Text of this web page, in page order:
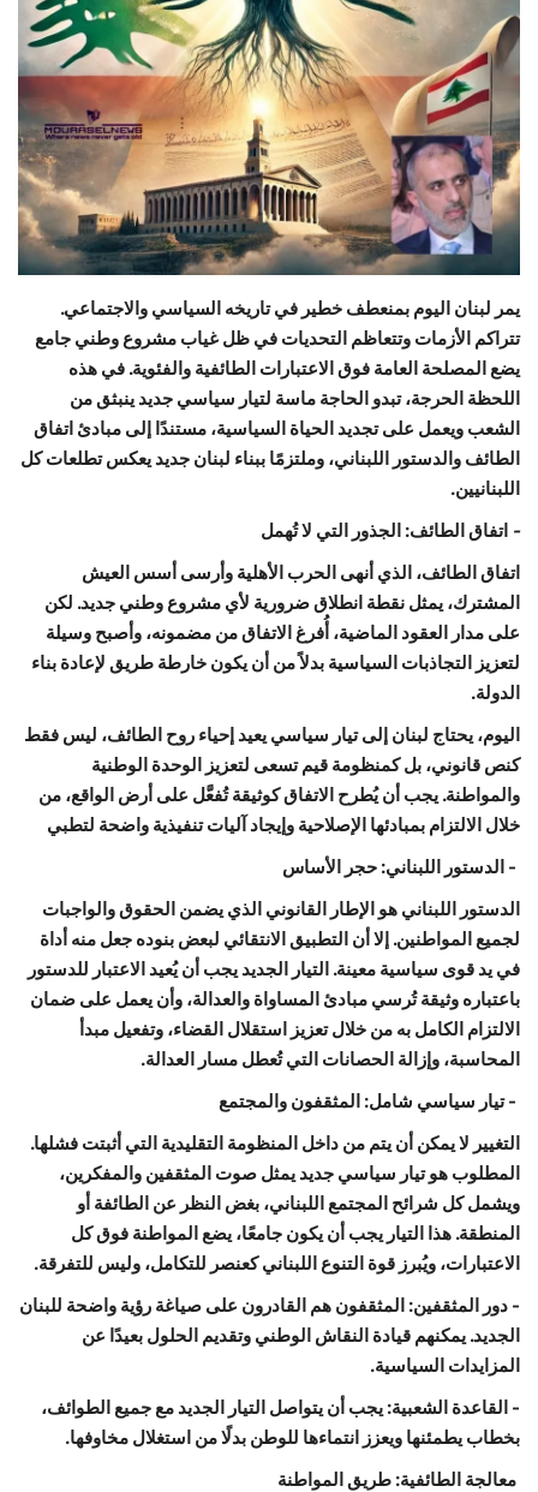
يمر لبنان اليوم بمنعطف خطير في تاريخه السياسي والاجتماعي.
تتراكم الأزمات وتتعاظم التحديات في ظل غياب مشروع وطني جامع
يضع المصلحة العامة فوق الاعتبارات الطائفية والفئوية. في هذه
اللحظة الحرجة، تبدو الحاجة ماسة لتيار سياسي جديد ينبثق من
الشعب ويعمل على تجديد الحياة السياسية، مستندًا إلى مبادئ اتفاق
الطائف والدستور اللبناني، وملتزمًا ببناء لبنان جديد يعكس تطلعات كل
اللبنانيين.
- اتفاق الطائف: الجذور التي لا تُهمل
اتفاق الطائف، الذي أنهى الحرب الأهلية وأرسى أسس العيش
المشترك، يمثل نقطة انطلاق ضرورية لأي مشروع وطني جديد. لكن
على مدار العقود الماضية، أُفرغ الاتفاق من مضمونه، وأصبح وسيلة
لتعزيز التجاذبات السياسية بدلاً من أن يكون خارطة طريق لإعادة بناء
الدولة.
اليوم، يحتاج لبنان إلى تيار سياسي يعيد إحياء روح الطائف، ليس فقط
كنص قانوني، بل كمنظومة قيم تسعى لتعزيز الوحدة الوطنية
والمواطنة. يجب أن يُطرح الاتفاق كوثيقة تُفعَّل على أرض الواقع، من
خلال الالتزام بمبادئها الإصلاحية وإيجاد آليات تنفيذية واضحة لتطبي
- الدستور اللبناني: حجر الأساس
الدستور اللبناني هو الإطار القانوني الذي يضمن الحقوق والواجبات
لجميع المواطنين. إلا أن التطبيق الانتقائي لبعض بنوده جعل منه أداة
في يد قوى سياسية معينة. التيار الجديد يجب أن يُعيد الاعتبار للدستور
باعتباره وثيقة تُرسي مبادئ المساواة والعدالة، وأن يعمل على ضمان
الالتزام الكامل به من خلال تعزيز استقلال القضاء، وتفعيل مبدأ
المحاسبة، وإزالة الحصانات التي تُعطل مسار العدالة.
- تيار سياسي شامل: المثقفون والمجتمع
التغيير لا يمكن أن يتم من داخل المنظومة التقليدية التي أثبتت فشلها.
المطلوب هو تيار سياسي جديد يمثل صوت المثقفين والمفكرين،
ويشمل كل شرائح المجتمع اللبناني، بغض النظر عن الطائفة أو
المنطقة. هذا التيار يجب أن يكون جامعًا، يضع المواطنة فوق كل
الاعتبارات، ويُبرز قوة التنوع اللبناني كعنصر للتكامل، وليس للتفرقة.
- دور المثقفين: المثقفون هم القادرون على صياغة رؤية واضحة للبنان
الجديد. يمكنهم قيادة النقاش الوطني وتقديم الحلول بعيدًا عن
المزايدات السياسية.
- القاعدة الشعبية: يجب أن يتواصل التيار الجديد مع جميع الطوائف،
بخطاب يطمئنها ويعزز انتماءها للوطن بدلًا من استغلال مخاوفها.
معالجة الطائفية: طريق المواطنة